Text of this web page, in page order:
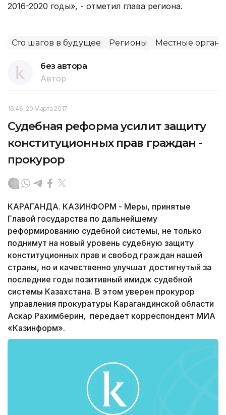
2016-2020 годы», - отметил глава региона.
Сто шагов в будущее Регионы Местные
без автора
Автор
16:46, 20 Марта 2017
Судебная реформа усилит защиту
конституционных прав граждан -
прокурор
КАРАГАНДА. КАЗИНФОРМ - Меры, принятые
Главой государства по дальнейшему
реформированию судебной системы, не только
поднимут на новый уровень судебную защиту
конституционных прав и свобод граждан нашей
страны, но и качественно улучшат достигнутый за
последние годы позитивный имидж судебной
системы Казахстана. В этом уверен прокурор
управления прокуратуры Карагандинской области
Аскар Рахимберин, передает корреспондент МИА
«Казинформ».